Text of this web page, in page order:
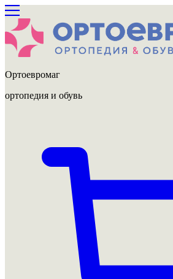
Ортоевромаг
ортопедия и обувь